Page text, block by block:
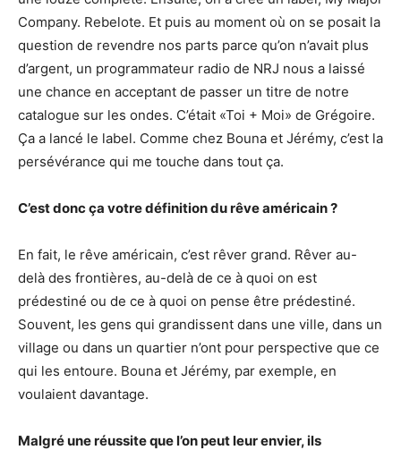
Company. Rebelote. Et puis au moment où on se posait la
question de revendre nos parts parce qu’on n’avait plus
d’argent, un programmateur radio de NRJ nous a laissé
une chance en acceptant de passer un titre de notre
catalogue sur les ondes. C’était «Toi + Moi» de Grégoire.
Ça a lancé le label. Comme chez Bouna et Jérémy, c’est la
persévérance qui me touche dans tout ça.
C’est donc ça votre définition du rêve américain ?
En fait, le rêve américain, c’est rêver grand. Rêver au-
delà des frontières, au-delà de ce à quoi on est
prédestiné ou de ce à quoi on pense être prédestiné.
Souvent, les gens qui grandissent dans une ville, dans un
village ou dans un quartier n’ont pour perspective que ce
qui les entoure. Bouna et Jérémy, par exemple, en
voulaient davantage.
Malgré une réussite que l’on peut leur envier, ils